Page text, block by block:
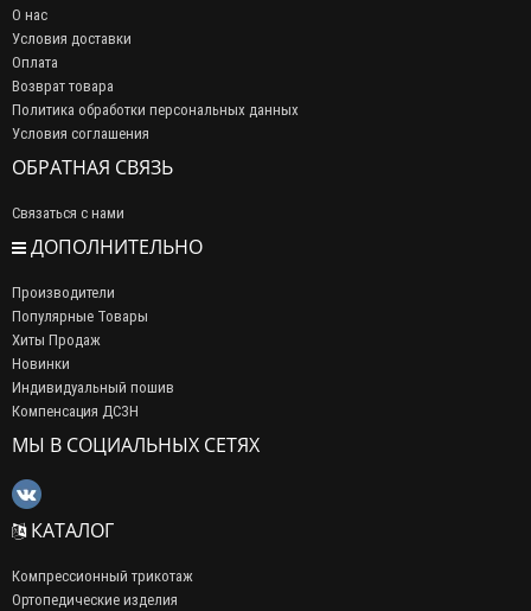
О нас
Условия доставки
Оплата
Возврат товара
Политика обработки персональных данных
Условия соглашения
ОБРАТНАЯ СВЯЗЬ
Связаться с нами
ДОПОЛНИТЕЛЬНО
Производители
Популярные Товары
Хиты Продаж
Новинки
Индивидуальный пошив
Компенсация ДСЗН
МЫ В СОЦИАЛЬНЫХ СЕТЯХ
КАТАЛОГ
Компрессионный трикотаж
Ортопедические изделия